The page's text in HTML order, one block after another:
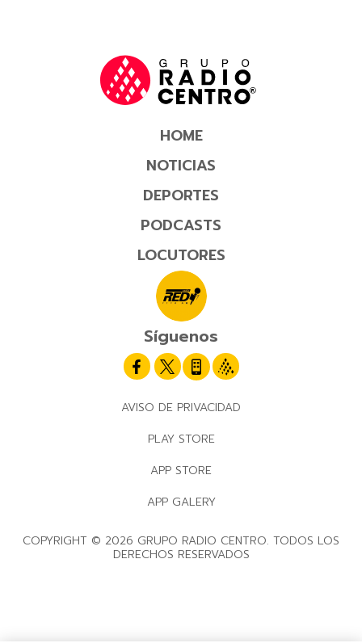
HOME
NOTICIAS
DEPORTES
PODCASTS
LOCUTORES
Síguenos
AVISO DE PRIVACIDAD
PLAY STORE
APP STORE
APP GALERY
COPYRIGHT © 2026 GRUPO RADIO CENTRO. TODOS LOS
DERECHOS RESERVADOS